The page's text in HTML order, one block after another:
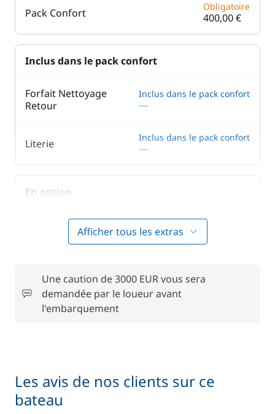
Pack Confort Obligatoire
400,00 €
Inclus dans le pack confort
Forfait Nettoyage
Retour
Inclus dans le pack confort
—
Literie Inclus dans le pack confort
—
En option
Moteur Hors Bord
Rachat de Franchise
Skipper (repas non inclus)
Afficher tous les extras
Une caution de 3000 EUR vous sera
demandée par le loueur avant
l'embarquement
Les avis de nos clients sur ce
bateau